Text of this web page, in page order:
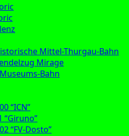
Mittel-Thurgau-Bahn
Mirage
Bahn
“ICN”
“Giruno”
“FV-Dosto”